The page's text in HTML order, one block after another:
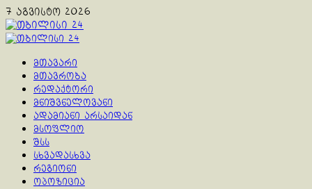
Skip
to
content
7 აგვისტო 2026
Primary
მთავარი
მთავრობა
რედაქტორი
მნიშვნელოვანი
ადამიანი არსაიდან
მსოფლიო
შსს
სხვადასხვა
რეგიონი
ოპოზიცია